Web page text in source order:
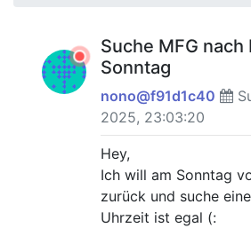
Suche MFG nach
Sonntag
nono@f91d1c40
2025, 23:03:20
Hey,
Ich will am Sonntag
zurück und suche
Uhrzeit ist egal (: